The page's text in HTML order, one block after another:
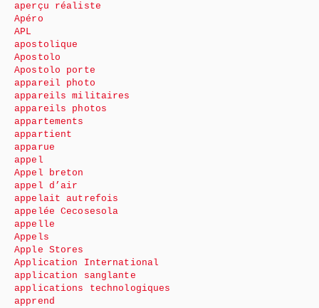
aperçu réaliste
Apéro
APL
apostolique
Apostolo
Apostolo porte
appareil photo
appareils militaires
appareils photos
appartements
appartient
apparue
appel
Appel breton
appel d’air
appelait autrefois
appelée Cecosesola
appelle
Appels
Apple Stores
Application International
application sanglante
applications technologiques
apprend